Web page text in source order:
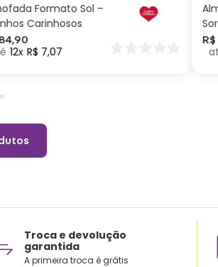
Formato Sol –
Carinhosos
,90
12 R$ 7,07
R$
Troca e devolução
garantida
A primeira troca é grátis